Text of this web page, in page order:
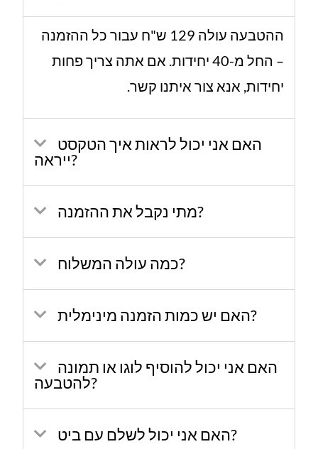
ההטבעה עולה 129 ש"ח עבור כל ההזמנה
– החל מ-40 יחידות. אם אתה צריך פחות
יחידות, אנא צור איתנו קשר.
האם אני יכול לראות איך הטקסט
ייראה?
מתי נקבל את ההזמנה?
כמה עולה המשלוח?
האם יש כמות הזמנה מינימלית?
האם אני יכול להוסיף לוגו או תמונה
להטבעה?
האם אני יכול לשלם עם ביט?